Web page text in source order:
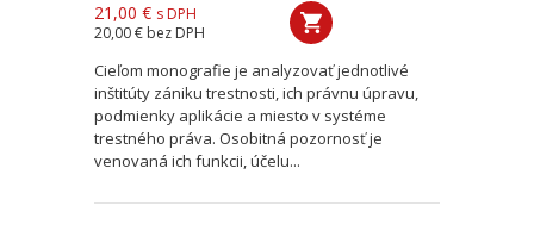
21,00 € s DPH
20,00 € bez DPH
Cieľom monografie je analyzovať jednotlivé
inštitúty zániku trestnosti, ich právnu úpravu,
podmienky aplikácie a miesto v systéme
trestného práva. Osobitná pozornosť je
venovaná ich funkcii, účelu...